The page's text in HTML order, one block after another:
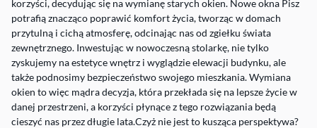
korzyści, decydując się na wymianę starych okien. Nowe okna Pisz
potrafią znacząco poprawić komfort życia, tworząc w domach
przytulną i cichą atmosferę, odcinając nas od zgiełku świata
zewnętrznego. Inwestując w nowoczesną stolarkę, nie tylko
zyskujemy na estetyce wnętrz i wyglądzie elewacji budynku, ale
także podnosimy bezpieczeństwo swojego mieszkania. Wymiana
okien to więc mądra decyzja, która przekłada się na lepsze życie w
danej przestrzeni, a korzyści płynące z tego rozwiązania będą
cieszyć nas przez długie lata.Czyż nie jest to kusząca perspektywa?